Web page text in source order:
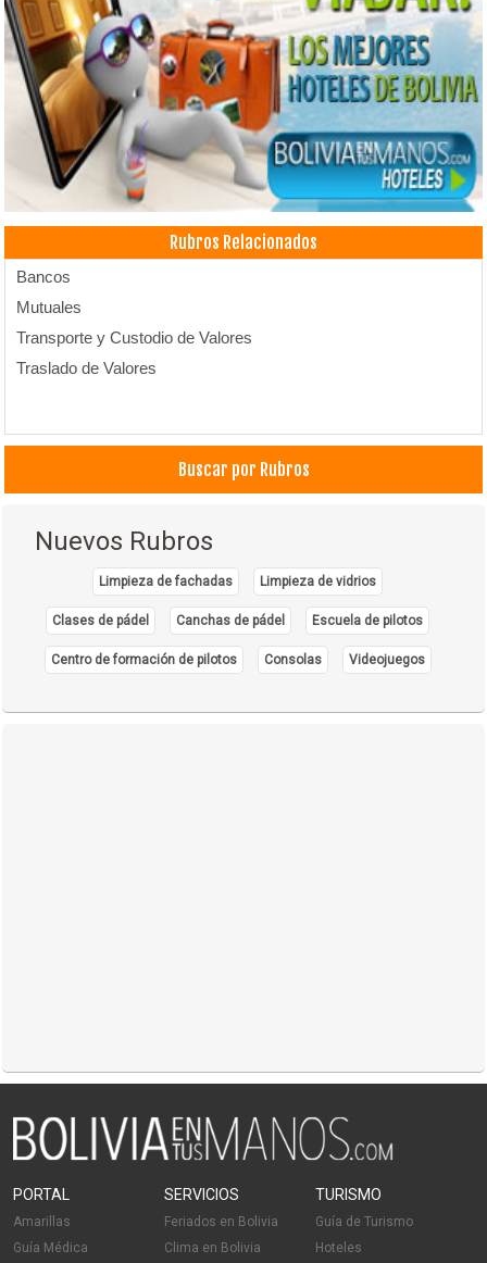
Rubros Relacionados
Bancos
Mutuales
Transporte y Custodio de Valores
Traslado de Valores
Buscar por Rubros
Nuevos Rubros
Limpieza de fachadas Limpieza de vidrios
Clases de pádel Canchas de pádel Escuela de pilotos
Centro de formación de pilotos Consolas Videojuegos
PORTAL
Amarillas
Guía Médica
SERVICIOS
Feriados en Bolivia
Clima en Bolivia
TURISMO
Guía de Turismo
Hoteles